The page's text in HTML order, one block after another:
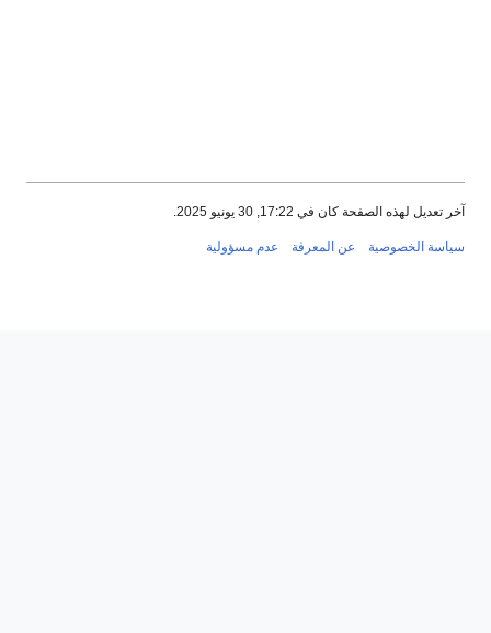
تعديل لهذه الصفحة كان في 17:22, 30 يونيو 2025.
الخصوصية عن المعرفة عدم مسؤولية